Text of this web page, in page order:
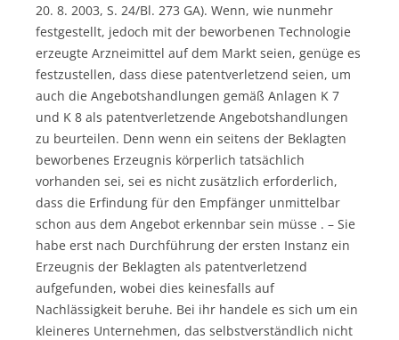
20. 8. 2003, S. 24/Bl. 273 GA). Wenn, wie nunmehr
festgestellt, jedoch mit der beworbenen Technologie
erzeugte Arzneimittel auf dem Markt seien, genüge es
festzustellen, dass diese patentverletzend seien, um
auch die Angebotshandlungen gemäß Anlagen K 7
und K 8 als patentverletzende Angebotshandlungen
zu beurteilen. Denn wenn ein seitens der Beklagten
beworbenes Erzeugnis körperlich tatsächlich
vorhanden sei, sei es nicht zusätzlich erforderlich,
dass die Erfindung für den Empfänger unmittelbar
schon aus dem Angebot erkennbar sein müsse . – Sie
habe erst nach Durchführung der ersten Instanz ein
Erzeugnis der Beklagten als patentverletzend
aufgefunden, wobei dies keinesfalls auf
Nachlässigkeit beruhe. Bei ihr handele es sich um ein
kleineres Unternehmen, das selbstverständlich nicht